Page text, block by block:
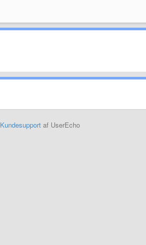
Kundesupportaf UserEcho